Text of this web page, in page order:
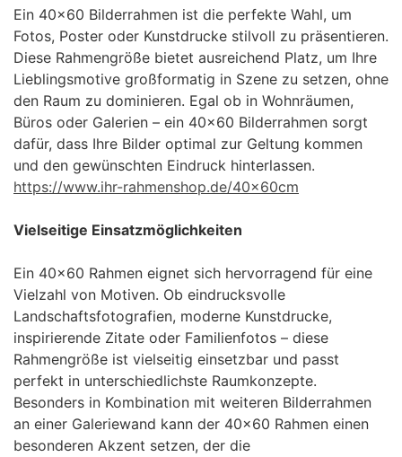
Ein 40×60 Bilderrahmen ist die perfekte Wahl, um
Fotos, Poster oder Kunstdrucke stilvoll zu präsentieren.
Diese Rahmengröße bietet ausreichend Platz, um Ihre
Lieblingsmotive großformatig in Szene zu setzen, ohne
den Raum zu dominieren. Egal ob in Wohnräumen,
Büros oder Galerien – ein 40×60 Bilderrahmen sorgt
dafür, dass Ihre Bilder optimal zur Geltung kommen
und den gewünschten Eindruck hinterlassen.
https://www.ihr-rahmenshop.de/40x60cm
Vielseitige Einsatzmöglichkeiten
Ein 40×60 Rahmen eignet sich hervorragend für eine
Vielzahl von Motiven. Ob eindrucksvolle
Landschaftsfotografien, moderne Kunstdrucke,
inspirierende Zitate oder Familienfotos – diese
Rahmengröße ist vielseitig einsetzbar und passt
perfekt in unterschiedlichste Raumkonzepte.
Besonders in Kombination mit weiteren Bilderrahmen
an einer Galeriewand kann der 40×60 Rahmen einen
besonderen Akzent setzen, der die